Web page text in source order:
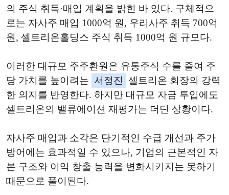
의 주식 취득·매입 계획을 밝힌 바 있다. 구체적으
로는 자사주 매입 1000억 원, 우리사주 취득 700억
원, 셀트리온홀딩스 주식 취득 1000억 원 규모다.
이러한 대규모 주주환원은 유통주식 수를 줄여 주
당 가치를 높이려는 서정진
셀트리온 회장의 강력
한 의지를 반영한다. 하지만 대규모 자금 투입에도
셀트리온의 밸류에이션 재평가는 더딘 상황이다.
자사주 매입과 소각은 단기적인 수급 개선과 주가
방어에는 효과적일 수 있으나, 기업의 근본적인 자
본 구조와 이익 창출 능력을 변화시키지는 못하기
때문으로 풀이된다.